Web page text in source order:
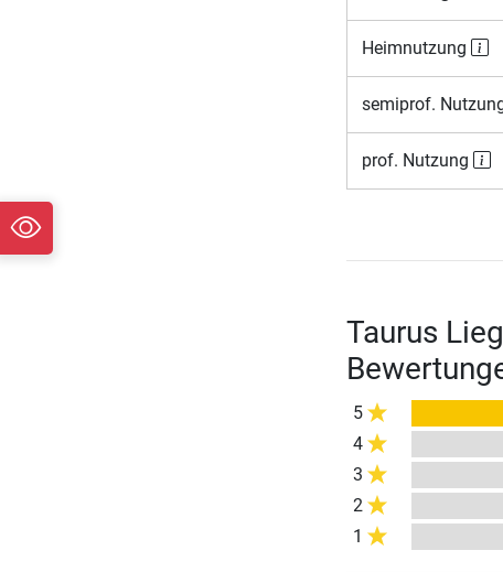
Heimnutzung
semiprof.
prof. Nutzung
Taurus
5
4
3
2
1